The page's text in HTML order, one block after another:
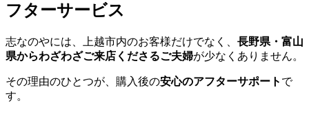
フターサービス
志なのやには、上越市内のお客様だけでなく、 長野県・富山
県からわざわざご来店くださるご夫婦が少なくありません。
その理由のひとつが、購入後の安心のアフターサポート で
す。